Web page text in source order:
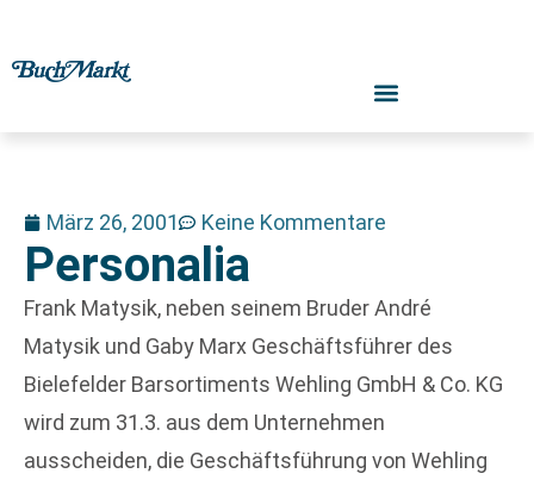
März 26, 2001 Keine Kommentare
Personalia
Frank Matysik, neben seinem Bruder André
Matysik und Gaby Marx Geschäftsführer des
Bielefelder Barsortiments Wehling GmbH & Co. KG
wird zum 31.3. aus dem Unternehmen
ausscheiden, die Geschäftsführung von Wehling